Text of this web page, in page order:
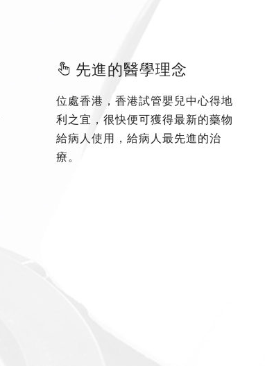
先進的醫學理念
位處香港，香港試管嬰兒中心得地
利之宜，很快便可獲得最新的藥物
給病人使用，給病人最先進的治
療。